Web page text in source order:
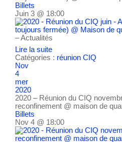
Billets
Juin 3 @ 18:00
– Actualités
Lire la suite
Catégories : réunion CIQ
Nov
4
mer
2020
2020 – Réunion du CIQ
reconfinement @ maison de
Billets
Nov 4 @ 18:00